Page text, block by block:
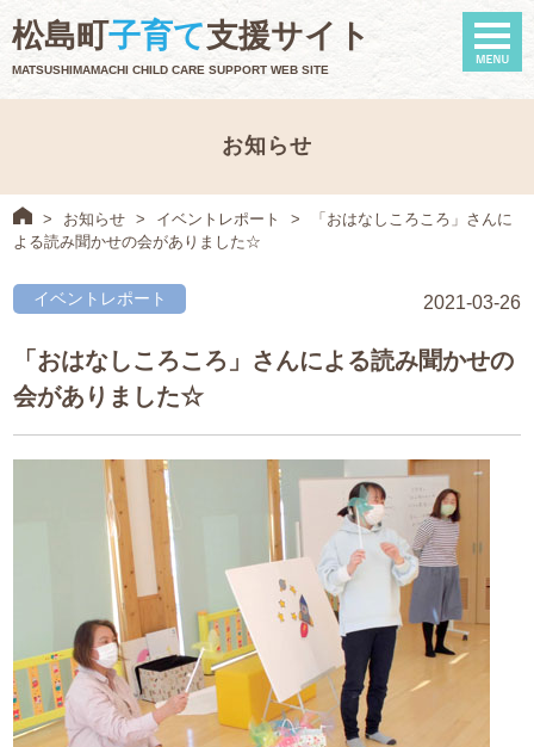
松島町子育て支援サイト
MATSUSHIMAMACHI CHILD CARE SUPPORT WEB SITE
お知らせ
> お知らせ > イベントレポート >
「おはなしころころ」さんに
よる読み聞かせの会がありました☆
2021-03-26
イベントレポート
「おはなしころころ」さんによる読み聞かせの
会がありました☆